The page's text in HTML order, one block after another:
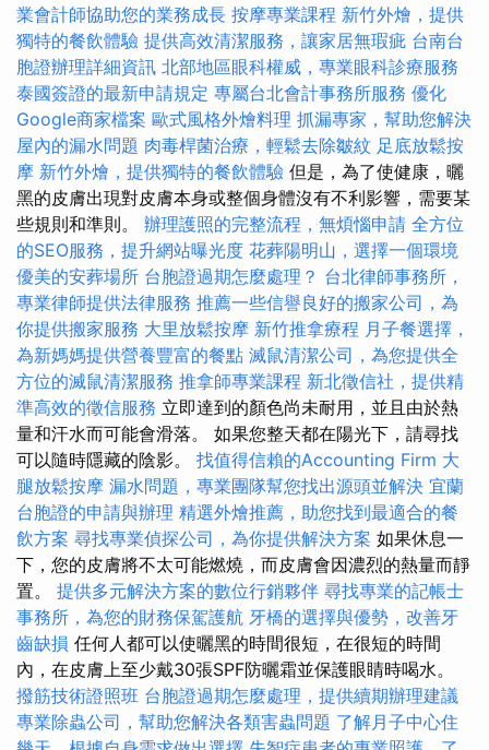
業會計師協助您的業務成長 按摩專業課程 新竹外燴，提供
獨特的餐飲體驗 提供高效清潔服務，讓家居無瑕疵 台南台
胞證辦理詳細資訊 北部地區眼科權威，專業眼科診療服務
泰國簽證的最新申請規定 專屬台北會計事務所服務 優化
Google商家檔案 歐式風格外燴料理 抓漏專家，幫助您解決
屋內的漏水問題 肉毒桿菌治療，輕鬆去除皺紋 足底放鬆按
摩 新竹外燴，提供獨特的餐飲體驗 但是，為了使健康，曬
黑的皮膚出現對皮膚本身或整個身體沒有不利影響，需要某
些規則和準則。 辦理護照的完整流程，無煩惱申請 全方位
的SEO服務，提升網站曝光度 花葬陽明山，選擇一個環境
優美的安葬場所 台胞證過期怎麼處理？ 台北律師事務所，
專業律師提供法律服務 推薦一些信譽良好的搬家公司，為
你提供搬家服務 大里放鬆按摩 新竹推拿療程 月子餐選擇，
為新媽媽提供營養豐富的餐點 滅鼠清潔公司，為您提供全
方位的滅鼠清潔服務 推拿師專業課程 新北徵信社，提供精
準高效的徵信服務 立即達到的顏色尚未耐用，並且由於熱
量和汗水而可能會滑落。 如果您整天都在陽光下，請尋找
可以隨時隱藏的陰影。 找值得信賴的Accounting Firm 大
腿放鬆按摩 漏水問題，專業團隊幫您找出源頭並解決 宜蘭
台胞證的申請與辦理 精選外燴推薦，助您找到最適合的餐
飲方案 尋找專業偵探公司，為你提供解決方案 如果休息一
下，您的皮膚將不太可能燃燒，而皮膚會因濃烈的熱量而靜
置。 提供多元解決方案的數位行銷夥伴 尋找專業的記帳士
事務所，為您的財務保駕護航 牙橋的選擇與優勢，改善牙
齒缺損 任何人都可以使曬黑的時間很短，在很短的時間
內，在皮膚上至少戴30張SPF防曬霜並保護眼睛時喝水。
撥筋技術證照班 台胞證過期怎麼處理，提供續期辦理建議
專業除蟲公司，幫助您解決各類害蟲問題 了解月子中心住